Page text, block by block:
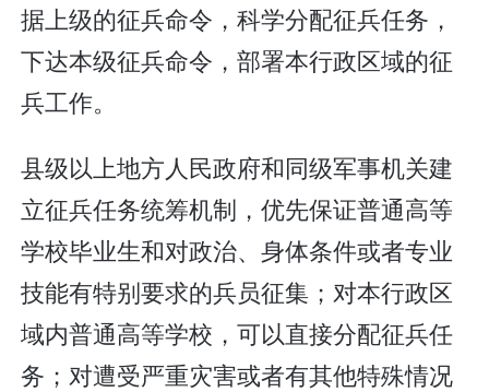
据上级的征兵命令，科学分配征兵任务，
下达本级征兵命令，部署本行政区域的征
兵工作。
县级以上地方人民政府和同级军事机关建
立征兵任务统筹机制，优先保证普通高等
学校毕业生和对政治、身体条件或者专业
技能有特别要求的兵员征集；对本行政区
域内普通高等学校，可以直接分配征兵任
务；对遭受严重灾害或者有其他特殊情况